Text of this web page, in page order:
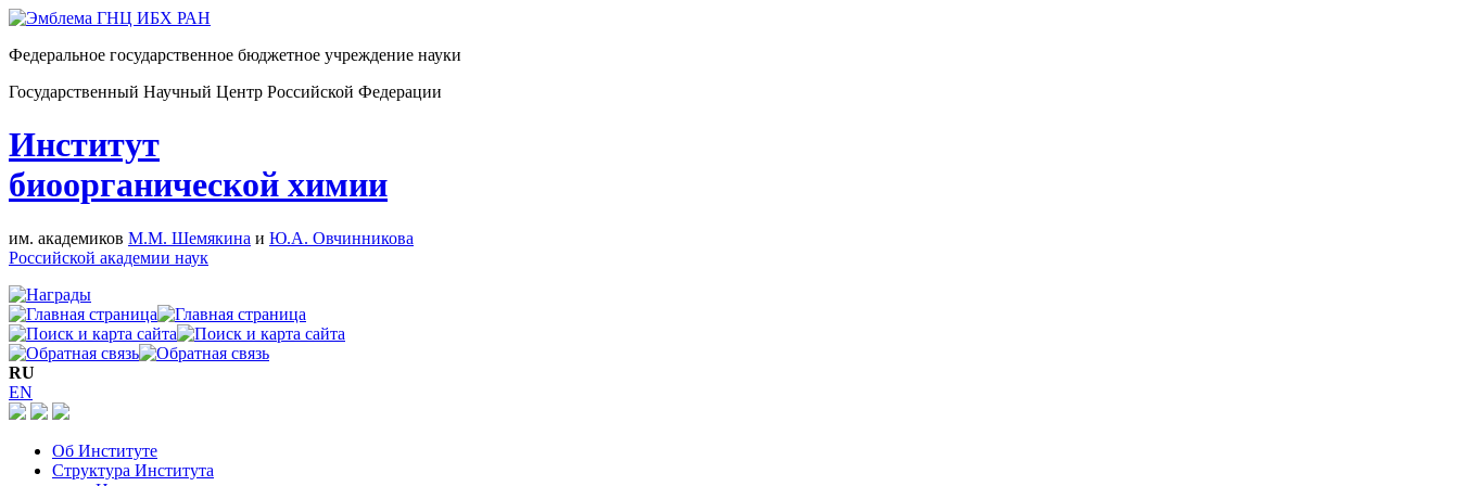
Федеральное государственное бюджетное учреждение науки
Государственный Научный Центр Российской Федерации
Институт
биоорганической химии
им. академиков М.М. Шемякина и Ю.А. Овчинникова
Российской академии наук
RU
EN
Об Институте
Структура Института